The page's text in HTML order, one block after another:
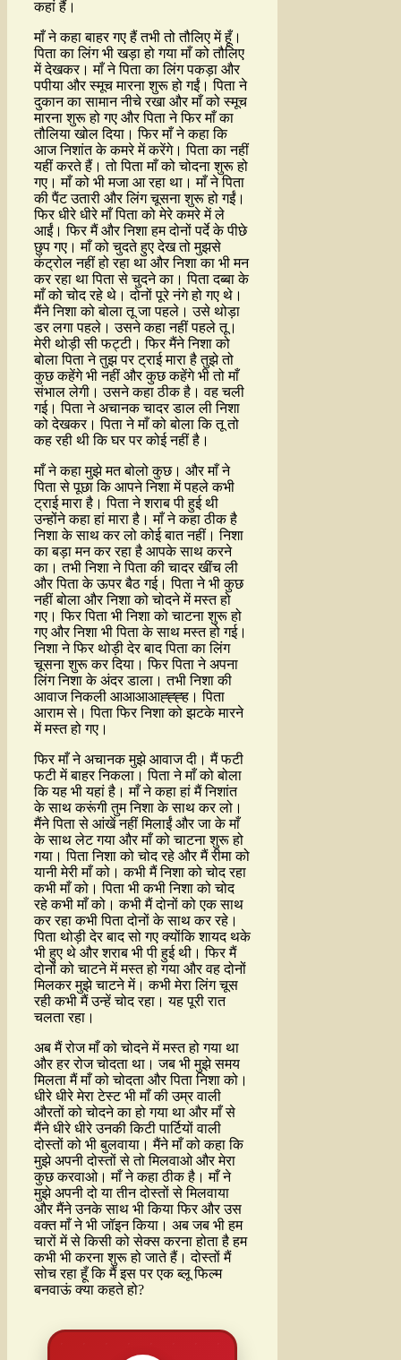
कहां हैं।
माँ ने कहा बाहर गए हैं तभी तो तौलिए में हूँ।
पिता का लिंग भी खड़ा हो गया माँ को तौलिए
में देखकर। माँ ने पिता का लिंग पकड़ा और
पपीया और स्मूच मारना शुरू हो गईं। पिता ने
दुकान का सामान नीचे रखा और माँ को स्मूच
मारना शुरू हो गए और पिता ने फिर माँ का
तौलिया खोल दिया। फिर माँ ने कहा कि
आज निशांत के कमरे में करेंगे। पिता का नहीं
यहीं करते हैं। तो पिता माँ को चोदना शुरू हो
गए। माँ को भी मजा आ रहा था। माँ ने पिता
की पैंट उतारी और लिंग चूसना शुरू हो गईं।
फिर धीरे धीरे माँ पिता को मेरे कमरे में ले
आईं। फिर मैं और निशा हम दोनों पर्दे के पीछे
छुप गए। माँ को चुदते हुए देख तो मुझसे
कंट्रोल नहीं हो रहा था और निशा का भी मन
कर रहा था पिता से चुदने का। पिता दब्बा के
माँ को चोद रहे थे। दोनों पूरे नंगे हो गए थे।
मैंने निशा को बोला तू जा पहले। उसे थोड़ा
डर लगा पहले। उसने कहा नहीं पहले तू।
मेरी थोड़ी सी फट्टी। फिर मैंने निशा को
बोला पिता ने तुझ पर ट्राई मारा है तुझे तो
कुछ कहेंगे भी नहीं और कुछ कहेंगे भी तो माँ
संभाल लेगी। उसने कहा ठीक है। वह चली
गई। पिता ने अचानक चादर डाल ली निशा
को देखकर। पिता ने माँ को बोला कि तू तो
कह रही थी कि घर पर कोई नहीं है।
माँ ने कहा मुझे मत बोलो कुछ। और माँ ने
पिता से पूछा कि आपने निशा में पहले कभी
ट्राई मारा है। पिता ने शराब पी हुई थी
उन्होंने कहा हां मारा है। माँ ने कहा ठीक है
निशा के साथ कर लो कोई बात नहीं। निशा
का बड़ा मन कर रहा है आपके साथ करने
का। तभी निशा ने पिता की चादर खींच ली
और पिता के ऊपर बैठ गई। पिता ने भी कुछ
नहीं बोला और निशा को चोदने में मस्त हो
गए। फिर पिता भी निशा को चाटना शुरू हो
गए और निशा भी पिता के साथ मस्त हो गई।
निशा ने फिर थोड़ी देर बाद पिता का लिंग
चूसना शुरू कर दिया। फिर पिता ने अपना
लिंग निशा के अंदर डाला। तभी निशा की
आवाज निकली आआआआह्ह्ह्ह। पिता
आराम से। पिता फिर निशा को झटके मारने
में मस्त हो गए।
फिर माँ ने अचानक मुझे आवाज दी। मैं फटी
फटी में बाहर निकला। पिता ने माँ को बोला
कि यह भी यहां है। माँ ने कहा हां मैं निशांत
के साथ करूंगी तुम निशा के साथ कर लो।
मैंने पिता से आंखें नहीं मिलाईं और जा के माँ
के साथ लेट गया और माँ को चाटना शुरू हो
गया। पिता निशा को चोद रहे और मैं रीमा को
यानी मेरी माँ को। कभी मैं निशा को चोद रहा
कभी माँ को। पिता भी कभी निशा को चोद
रहे कभी माँ को। कभी मैं दोनों को एक साथ
कर रहा कभी पिता दोनों के साथ कर रहे।
पिता थोड़ी देर बाद सो गए क्योंकि शायद थके
भी हुए थे और शराब भी पी हुई थी। फिर मैं
दोनों को चाटने में मस्त हो गया और वह दोनों
मिलकर मुझे चाटने में। कभी मेरा लिंग चूस
रही कभी मैं उन्हें चोद रहा। यह पूरी रात
चलता रहा।
अब मैं रोज माँ को चोदने में मस्त हो गया था
और हर रोज चोदता था। जब भी मुझे समय
मिलता मैं माँ को चोदता और पिता निशा को।
धीरे धीरे मेरा टेस्ट भी माँ की उम्र वाली
औरतों को चोदने का हो गया था और माँ से
मैंने धीरे धीरे उनकी किटी पार्टियों वाली
दोस्तों को भी बुलवाया। मैंने माँ को कहा कि
मुझे अपनी दोस्तों से तो मिलवाओ और मेरा
कुछ करवाओ। माँ ने कहा ठीक है। माँ ने
मुझे अपनी दो या तीन दोस्तों से मिलवाया
और मैंने उनके साथ भी किया फिर और उस
वक्त माँ ने भी जॉइन किया। अब जब भी हम
चारों में से किसी को सेक्स करना होता है हम
कभी भी करना शुरू हो जाते हैं। दोस्तों मैं
सोच रहा हूँ कि मैं इस पर एक ब्लू फिल्म
बनवाऊं क्या कहते हो?